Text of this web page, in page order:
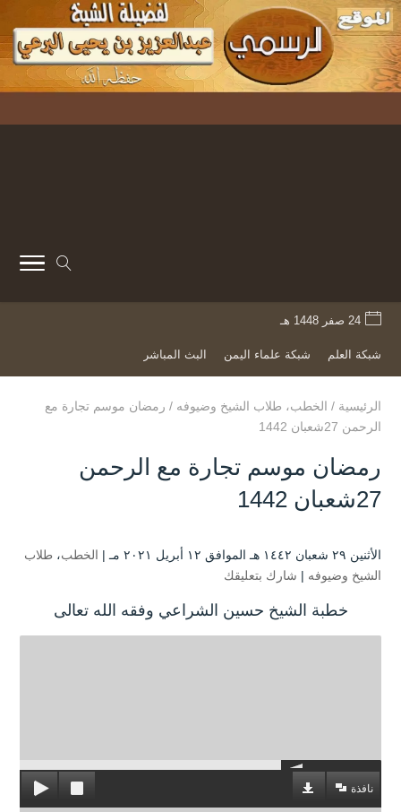
24 صفر 1448 هـ
شبكة العلم شبكة علماء اليمن البث المباشر
الرئيسية / الخطب، طلاب الشيخ وضيوفه / رمضان موسم تجارة مع
الرحمن 27شعبان 1442
رمضان موسم تجارة مع الرحمن
27شعبان 1442
الأثنين ۲۹ شعبان ۱٤٤۲ هـ الموافق ۱۲ أبريل ۲۰۲۱ مـ | الخطب، طلاب
الشيخ وضيوفه | شارك بتعليقك
خطبة الشيخ حسين الشراعي وفقه الله تعالى
نافذة